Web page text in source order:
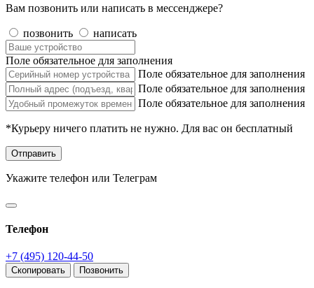
Вам позвонить или написать в мессенджере?
позвонить написать
Поле обязательное для заполнения
Поле обязательное для заполнения
Поле обязательное для заполнения
Поле обязательное для заполнения
*Курьеру ничего платить не нужно. Для вас он бесплатный
Отправить
Укажите телефон или Телеграм
Телефон
+7 (495) 120-44-50
Скопировать Позвонить